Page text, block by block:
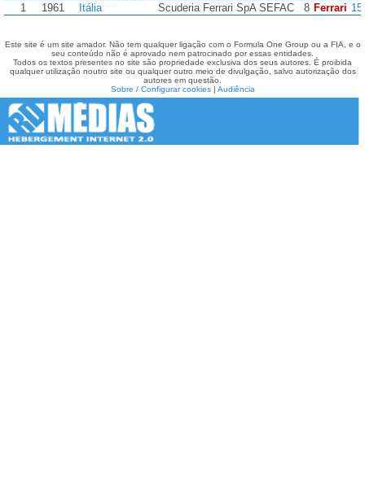
1
1961 Itália Scuderia Ferrari SpA SEFAC 8 Ferrari
Este site é um site amador. Não tem qualquer ligação com o Formula One Group ou a FIA, e o
seu conteúdo não é aprovado nem patrocinado por essas entidades.
Todos os textos presentes no site são propriedade exclusiva dos seus autores. É proibida
qualquer utilização noutro site ou qualquer outro meio de divulgação, salvo autorização dos
autores em questão.
Sobre / Configurar cookies| Audiência